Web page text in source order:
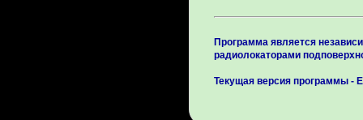
Программа является
радиолокаторами
Текущая версия программы -